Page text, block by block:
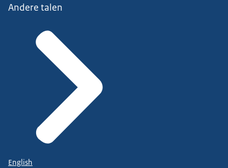
Andere talen
English